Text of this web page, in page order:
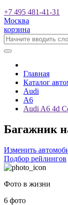
+7 495 481-41-31
Москва
корзина
Главная
Каталог
Audi
A6
Audi A6 4d
Багажник
Изменить
Подбор рейлингов
Фото в жизни
6 фото